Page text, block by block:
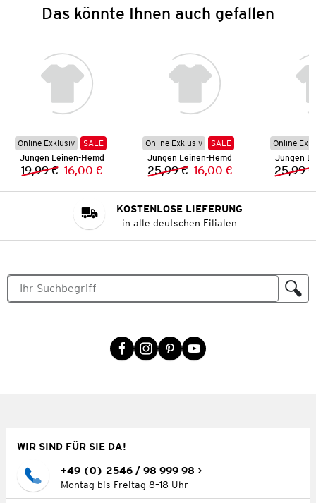
Das könnte Ihnen auch gefallen
Online Exklusiv
SALE
Jungen Leinen-Hemd
Vorheriger Preis:
19,99 € Neuer Preis:
16,00 €
Online Exklusiv
SALE
Jungen Leinen-Hemd
Vorheriger Preis:
25,99 € Neuer Preis:
16,00 €
Online
Jungen
25,99 €
KOSTENLOSE LIEFERUNG
in alle deutschen Filialen
WIR SIND FÜR SIE DA!
+49 (0) 2546 / 98 999 98
Montag bis Freitag 8–18 Uhr